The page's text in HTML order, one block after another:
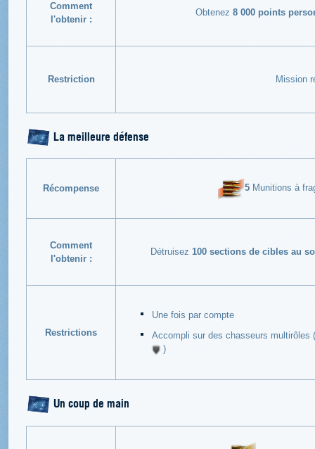
Comment
l'obtenir :
Obtenez 8 000 points
Restriction Mission
La meilleure défense
Récompense 5 Munitions à
Comment
l'obtenir :
Détruisez 100 sections de cibles au
Restrictions
Une fois par compte
Accompli sur des chasseurs multirôles (
)
Un coup de main